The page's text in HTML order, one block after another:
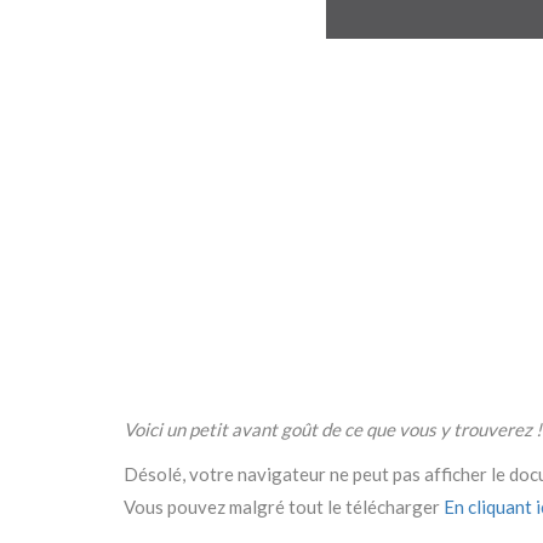
Voici un petit avant goût de ce que vous y trouverez !
Désolé, votre navigateur ne peut pas afficher le
Vous pouvez malgré tout le télécharger En cliquant